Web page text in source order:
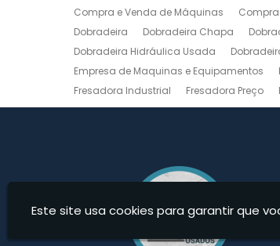
Compra e Venda de Máquinas
Dobradeira
Dobradeira Chapa
Dobradeira Hidráulica Usada
Empresa de Maquinas e Equipamentos
Fresadora Industrial
Fresadora Preço
Guilhotina Industrial
Guilhotina
Torno
Compro Torno Mecanico
Este site usa cookies para garantir que